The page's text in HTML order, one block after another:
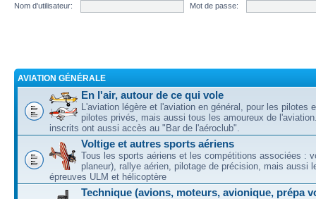
Nom d'utilisateur:
Mot de passe:
AVIATION GÉNÉRALE
En l'air, autour de ce qui vole
L'aviation légère et l'aviation en général, pour les pilotes
pilotes privés, mais aussi tous les amoureux de
inscrits ont aussi accès au "Bar de l'aéroclub".
Voltige et autres sports aériens
Tous les sports aériens et les compétitions associées :
planeur), rallye aérien, pilotage de précision, mais aussi
épreuves ULM et hélicoptère
Technique (avions, moteurs, avionique, prépa